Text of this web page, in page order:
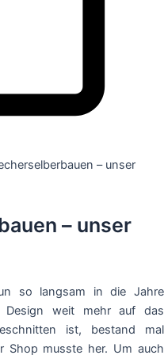
– unser
– unser
so langsam in die Jahre
Design weit mehr auf das
ist, bestand mal
Shop musste her. Um auch